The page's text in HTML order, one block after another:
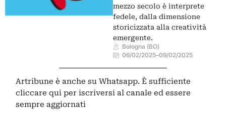
mezzo secolo è interprete
fedele, dalla dimensione
storicizzata alla creatività
emergente.
Bologna (BO)
06/02/2025–09/02/2025
Artribune è anche su Whatsapp. È sufficiente
cliccare qui per iscriversi al canale ed essere
sempre aggiornati